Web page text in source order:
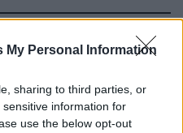
My Personal Information
sharing to third parties, or
information for
use the below opt-out
alla
con la